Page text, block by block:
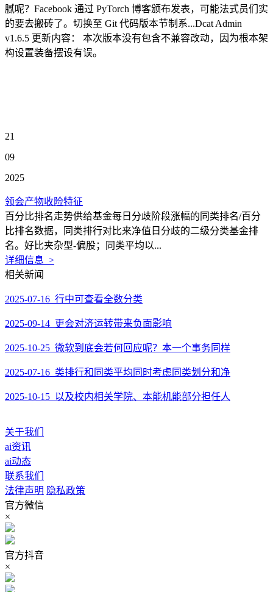
腻呢？Facebook 通过 PyTorch 博客颁布发表，可能法式员们实
的要去搬砖了。切换至 Git 代码版本节制系...Dcat Admin
v1.6.5 更新内容： 本次版本没有包含不兼容改动，因为根本架
构设置装备摆设有误。
21
09
2025
领会产物收险特征
百分比排名走势供给基金每日分歧阶段涨幅的同类排名/百分
比排名数据，同类排行对比来净值日分歧的二级分类基金排
名。好比夹杂型-偏股；同类平均以...
详细信息 >
相关新闻
2025-07-16 行中可查看全数分类
2025-09-14 更会对济运转带来负面影响
2025-10-25 微软到底会若何回应呢？本一个事务同样
2025-07-16 类排行和同类平均同时考虑同类划分和净
2025-10-15 以及校内相关学院、本能机能部分担任人
关于我们
ai资讯
ai动态
联系我们
法律声明 隐私政策
官方微信
×
官方抖音
×